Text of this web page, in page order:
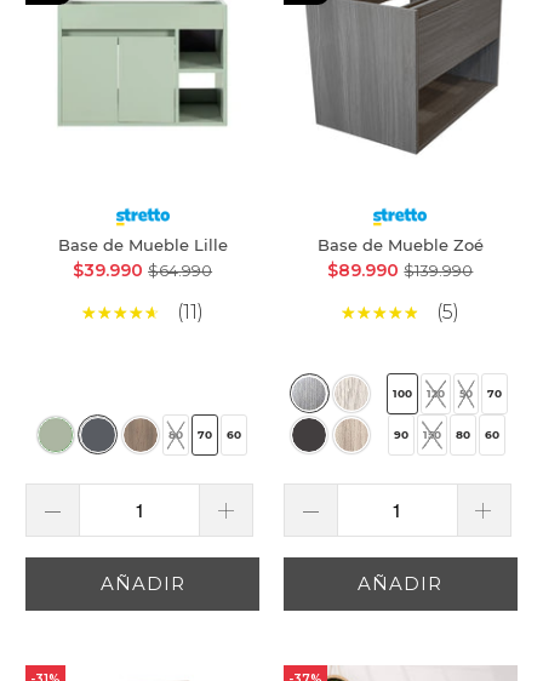
Base de Mueble Lille
$39.990$64.990
(11)
80 70 60
AÑADIR
Base de Mueble Zoé
$89.990$139.990
(5)
100 120 50 70
90 150 80 60
AÑADIR